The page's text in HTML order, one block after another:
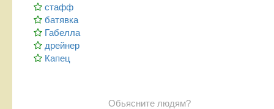
стафф
батявка
Габелла
дрейнер
Капец
Обьясните людям?